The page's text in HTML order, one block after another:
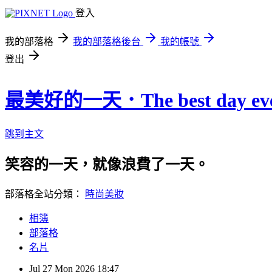
登入
我的部落格 我的部落格後台
我的帳號
登出
最美好的一天．The best day
跳到主文
笑容的一天，就像浪費了一天。
部落格全站分類： 時尚美妝
相簿
部落格
名片
Jul 27 Mon 2026 18:47